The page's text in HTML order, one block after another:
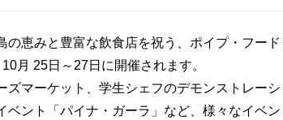
の恵みと豊富な飲食店を祝う、ポイプ・フー
月 25日～27日に開催されます。
ズマーケット、学生シェフのデモンストレー
ベント「パイナ・ガーラ」など、様々なイベン